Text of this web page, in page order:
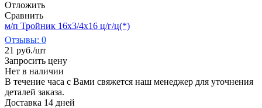
Отложить
Сравнить
м/п Тройник 16х3/4х16 ц/г/ц(*)
Отзывы: 0
21 руб./шт
Запросить цену
Нет в наличии
В течение часа с Вами свяжется наш менеджер для уточнения
деталей заказа.
Доставка 14 дней